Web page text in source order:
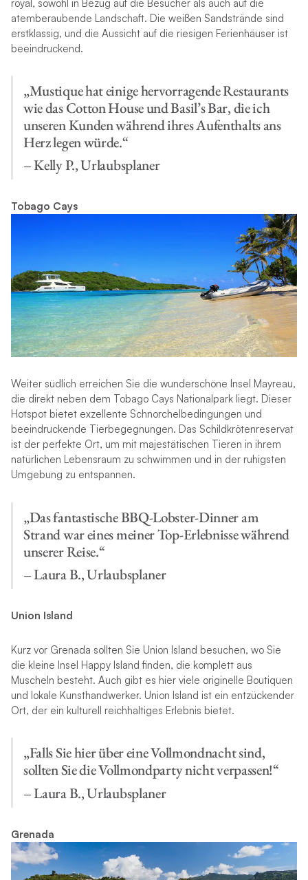
royal, sowohl in Bezug auf die Besucher als auch auf die
atemberaubende Landschaft. Die weißen Sandstrände sind
erstklassig, und die Aussicht auf die riesigen Ferienhäuser ist
beeindruckend.
„Mustique hat einige hervorragende Restaurants
wie das Cotton House und Basil’s Bar, die ich
unseren Kunden während ihres Aufenthalts ans
Herz legen würde.“
– Kelly P., Urlaubsplaner
Tobago Cays
Weiter südlich erreichen Sie die wunderschöne Insel Mayreau,
die direkt neben dem Tobago Cays Nationalpark liegt. Dieser
Hotspot bietet exzellente Schnorchelbedingungen und
beeindruckende Tierbegegnungen. Das Schildkrötenreservat
ist der perfekte Ort, um mit majestätischen Tieren in ihrem
natürlichen Lebensraum zu schwimmen und in der ruhigsten
Umgebung zu entspannen.
„Das fantastische BBQ-Lobster-Dinner am
Strand war eines meiner Top-Erlebnisse während
unserer Reise.“
– Laura B., Urlaubsplaner
Union Island
Kurz vor Grenada sollten Sie Union Island besuchen, wo Sie
die kleine Insel Happy Island finden, die komplett aus
Muscheln besteht. Auch gibt es hier viele originelle Boutiquen
und lokale Kunsthandwerker. Union Island ist ein entzückender
Ort, der ein kulturell reichhaltiges Erlebnis bietet.
„Falls Sie hier über eine Vollmondnacht sind,
sollten Sie die Vollmondparty nicht verpassen!“
– Laura B., Urlaubsplaner
Grenada